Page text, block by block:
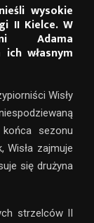
wysokie
II Kielce. W
Adama
własnym
Wisły
sezonu
Wisła zajmuje
się drużyna
strzelców II